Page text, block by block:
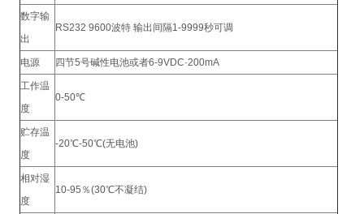
数字输
出
RS232 9600波特 输出间隔1-9999秒可调
电源 四节5号碱性电池或者6-9VDC·200mA
工作温
度
0-50℃
贮存温
度
-20℃-50℃(无电池)
相对湿
度
10-95％(30℃不凝结)